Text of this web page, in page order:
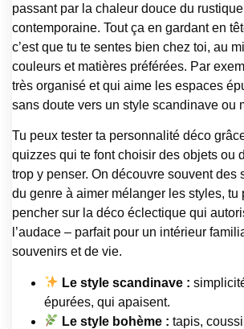
passant par la chaleur douce du
contemporaine. Tout ça en gardant en
c’est que tu te sentes bien chez toi, au
couleurs et matières préférées. Par
très organisé et qui aime les espaces
sans doute vers un style scandinave ou
Tu peux tester ta personnalité déco
quizzes qui te font choisir des objets ou
trop y penser. On découvre souvent des
du genre à aimer mélanger les styles, tu
pencher sur la déco éclectique qui
l’audace – parfait pour un intérieur
souvenirs et de vie.
Le style scandinave :
épurées, qui apaisent.
Le style bohème : tapis,